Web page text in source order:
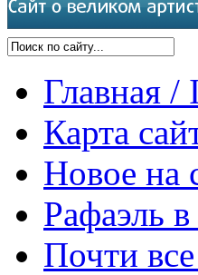
Главная /
Карта
Новое на
Рафаэль
Почти